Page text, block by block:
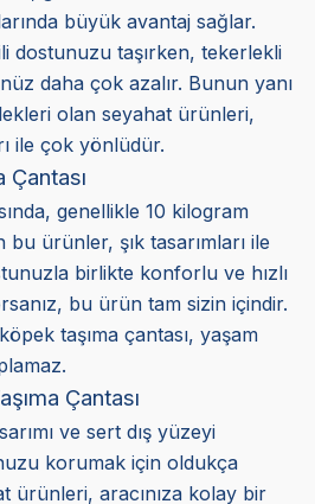
büyük avantaj sağlar.
dostunuzu taşırken, tekerlekli
daha çok azalır. Bunun yanı
olan seyahat ürünleri,
ile çok yönlüdür.
Çantası
genellikle 10 kilogram
bu ürünler, şık tasarımları ile
birlikte konforlu ve hızlı
bu ürün tam sizin içindir.
taşıma çantası, yaşam
Çantası
ve sert dış yüzeyi
korumak için oldukça
ürünleri, aracınıza kolay bir